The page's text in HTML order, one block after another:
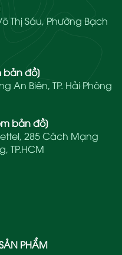
Thị Sáu, Phường Bạch
bản đồ]
An Biên, TP. Hải Phòng
bản đồ]
285 Cách Mạng
TP.HCM
PHẨM